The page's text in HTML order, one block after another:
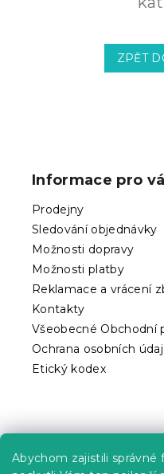
Abychom zajistili správné
ZPĚT
Informace pro
Prodejny
Sledování objednávky
Možnosti dopravy
Možnosti platby
Reklamace a vrácení
Kontakty
Všeobecné Obchodní
Ochrana osobních
Etický kodex